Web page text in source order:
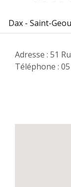
Dax - Saint-
Adresse : 51
Téléphone :